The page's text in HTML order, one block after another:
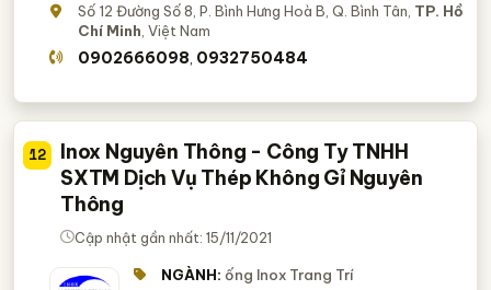
Số 12 Đường Số 8, P. Bình Hưng Hoà B, Q. Bình Tân, TP. Hồ
Chí Minh , Việt Nam
0902666098 0932750484
12
Inox Nguyên Thông - Công Ty TNHH
SXTM Dịch Vụ Thép Không Gỉ Nguyên
Thông
Cập nhật gần nhất: 15/11/2021
NGÀNH: ống Inox Trang Trí